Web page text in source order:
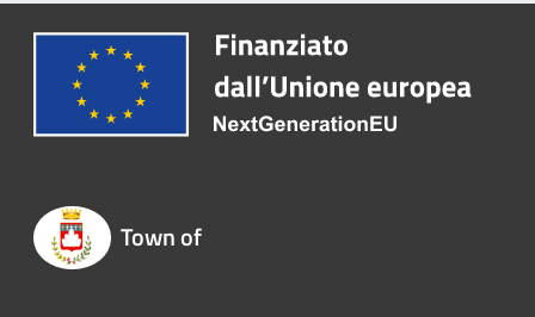
Town of